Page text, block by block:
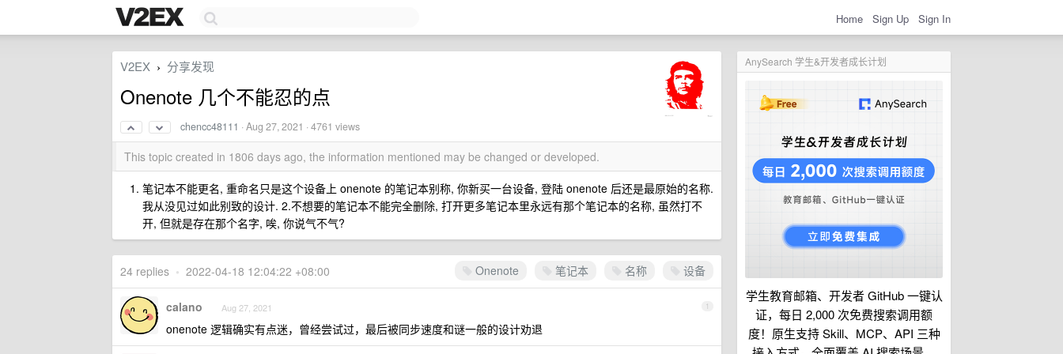
Home Sign Up Sign In
AnySearch 学生&开发者成长计划
学生教育邮箱、开发者 GitHub 一键认
证，每日 2,000 次免费搜索调用额
度！原生支持 Skill、MCP、API 三种
V2EX › 分享发现
Onenote 几个不能忍的点
chencc48111 ·Aug 27, 2021 · 4761 views
This topic created in 1806 days ago, the information mentioned may be changed or developed.
笔记本不能更名, 重命名只是这个设备上 onenote 的笔记本别称, 你新买一台设备, 登陆 onenote 后还是最原始的名称.
我从没见过如此别致的设计. 2.不想要的笔记本不能完全删除, 打开更多笔记本里永远有那个笔记本的名称, 虽然打不
开, 但就是存在那个名字, 唉, 你说气不气?
Onenote 笔记本 名称 设备
24 replies • 2022-04-18 12:04:22 +08:00
1
calano Aug 27, 2021
onenote 逻辑确实有点迷，曾经尝试过，最后被同步速度和谜一般的设计劝退